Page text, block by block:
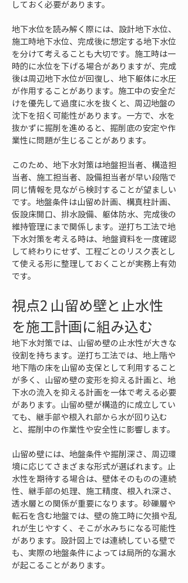
しておく必要があります。
地下水位を読み解く際には、設計地下水位、
施工時地下水位、完成後に想定する地下水位
を分けて考えることも大切です。施工時は一
時的に水位を下げる場合がありますが、完成
後は周辺地下水位が回復し、地下躯体に水圧
が作用することがあります。施工中の安全だ
けを優先して過度に水を抜くと、周辺地盤の
沈下を招く可能性があります。一方で、水を
抜かずに掘削を進めると、掘削底の安定や作
業性に問題が生じることがあります。
このため、地下水対策は地盤担当者、構造担
当者、施工担当者、設備担当者が早い段階で
同じ情報を見ながら検討することが望ましい
です。地盤条件は山留め計画、構真柱計画、
仮設床開口、排水設備、躯体防水、完成後の
維持管理にまで関係します。逆打ち工法で地
下水対策を考える時は、地盤資料を一度確認
して終わりにせず、工程ごとのリスク表とし
て使える形に整理しておくことが実務上有効
です。
視点2 山留め壁と止水性
を施工計画に組み込む
地下水対策では、山留め壁の止水性が大きな
役割を持ちます。逆打ち工法では、地上階や
地下階の床を山留め支保として利用すること
が多く、山留め壁の変形を抑える計画と、地
下水の流入を抑える計画を一体で考える必要
があります。山留め壁が構造的に成立してい
ても、継手部や根入れ部から水が回り込む
と、掘削中の作業性や安全性に影響します。
山留め壁には、地盤条件や掘削深さ、周辺環
境に応じてさまざまな形式が選ばれます。止
水性を期待する場合は、壁体そのものの連続
性、継手部の処理、施工精度、根入れ深さ、
透水層との関係が重要になります。砂礫層や
転石を含む地盤では、壁の施工時に欠損や乱
れが生じやすく、そこが水みちになる可能性
があります。設計図上では連続している壁で
も、実際の地盤条件によっては局所的な漏水
が起こることがあります。